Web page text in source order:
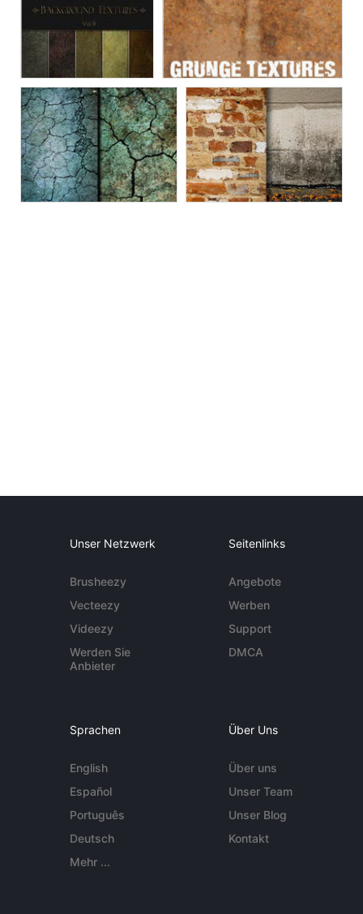
Unser Netzwerk
Brusheezy
Vecteezy
Videezy
Werden Sie
Anbieter
Seitenlinks
Angebote
Werben
Support
DMCA
Sprachen
English
Español
Português
Deutsch
Mehr ...
Über Uns
Über uns
Unser Team
Unser Blog
Kontakt